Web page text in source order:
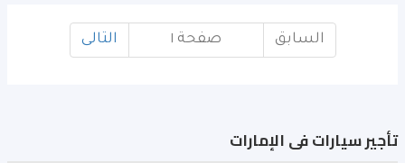
السابق صفحة ١ التالى
تأجير سيارات فى الإمارات